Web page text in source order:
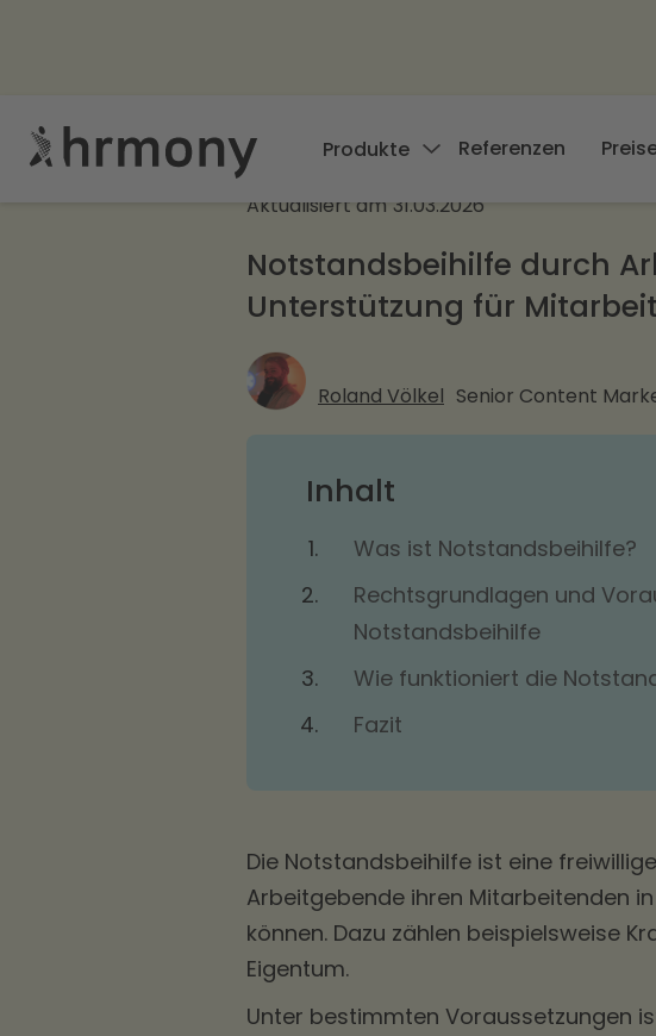
Produkte Referenzen
Aktualisiert am 31.03.2026
Notstandsbeihilfe durch
Unterstützung für
Roland Völkel Senior Content
Inhalt
Was ist Notstandsbeihilfe?
Rechtsgrundlagen und
Notstandsbeihilfe
Wie funktioniert die
Fazit
Die Notstandsbeihilfe ist eine
Arbeitgebende ihren Mitarbeitenden
können. Dazu zählen beispielsweise
Eigentum.
Unter bestimmten Voraussetzungen